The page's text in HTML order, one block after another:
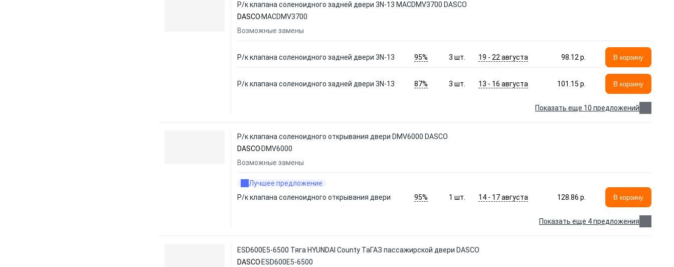
Р/к клапана соленоидного задней двери 3N-13 MACDMV3700 DASCO
DASCO MACDMV3700
Возможные замены
Р/к клапана соленоидного задней двери 3N-13 95% 3 шт. 19 - 22 августа 98.12 p. В корзину
Р/к клапана соленоидного задней двери 3N-13 87% 3 шт. 13 - 16 августа 101.15 p. В корзину
Показать еще 10 предложений
Р/к клапана соленоидного открывания двери DMV6000 DASCO
DASCO DMV6000
Возможные замены
Лучшее предложение
Р/к клапана соленоидного открывания двери
95% 1 шт. 14 - 17 августа 128.86 p. В корзину
Показать еще 4 предложения
ESD600E5-6500 Тяга HYUNDAI County ТаГАЗ пассажирской двери DASCO
DASCO ESD600E5-6500